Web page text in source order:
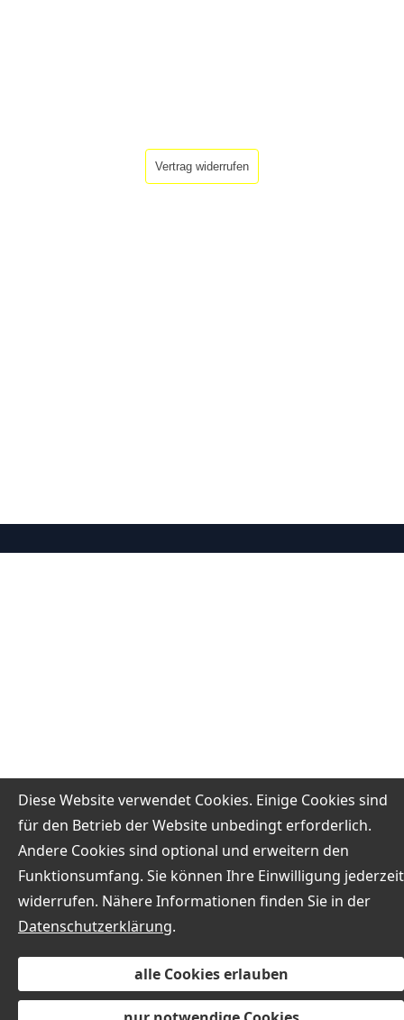
Vertrag widerrufen
Diese Website verwendet Cookies. Einige Cookies sind
für den Betrieb der Website unbedingt erforderlich.
Andere Cookies sind optional und erweitern den
Funktionsumfang. Sie können Ihre Einwilligung jederzeit
widerrufen. Nähere Informationen finden Sie in der
Datenschutzerklärung.
alle Cookies erlauben